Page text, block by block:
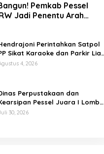
Pemkab Pessel
Jadi Penentu Arah
Perintahkan Satpol
Sikat Karaoke dan Parkir Liar
Pesisir Selatan
4, 2026
Perpustakaan dan
Pessel Juara I Lomba
Memasak Palai Bada dan
30, 2026